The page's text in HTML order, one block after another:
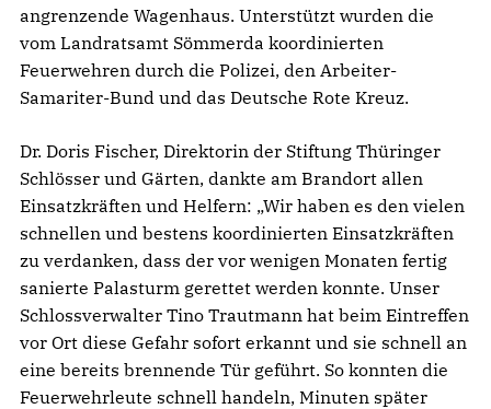
angrenzende Wagenhaus. Unterstützt wurden die
vom Landratsamt Sömmerda koordinierten
Feuerwehren durch die Polizei, den Arbeiter-
Samariter-Bund und das Deutsche Rote Kreuz.
Dr. Doris Fischer, Direktorin der Stiftung Thüringer
Schlösser und Gärten, dankte am Brandort allen
Einsatzkräften und Helfern: „Wir haben es den vielen
schnellen und bestens koordinierten Einsatzkräften
zu verdanken, dass der vor wenigen Monaten fertig
sanierte Palasturm gerettet werden konnte. Unser
Schlossverwalter Tino Trautmann hat beim Eintreffen
vor Ort diese Gefahr sofort erkannt und sie schnell an
eine bereits brennende Tür geführt. So konnten die
Feuerwehrleute schnell handeln, Minuten später